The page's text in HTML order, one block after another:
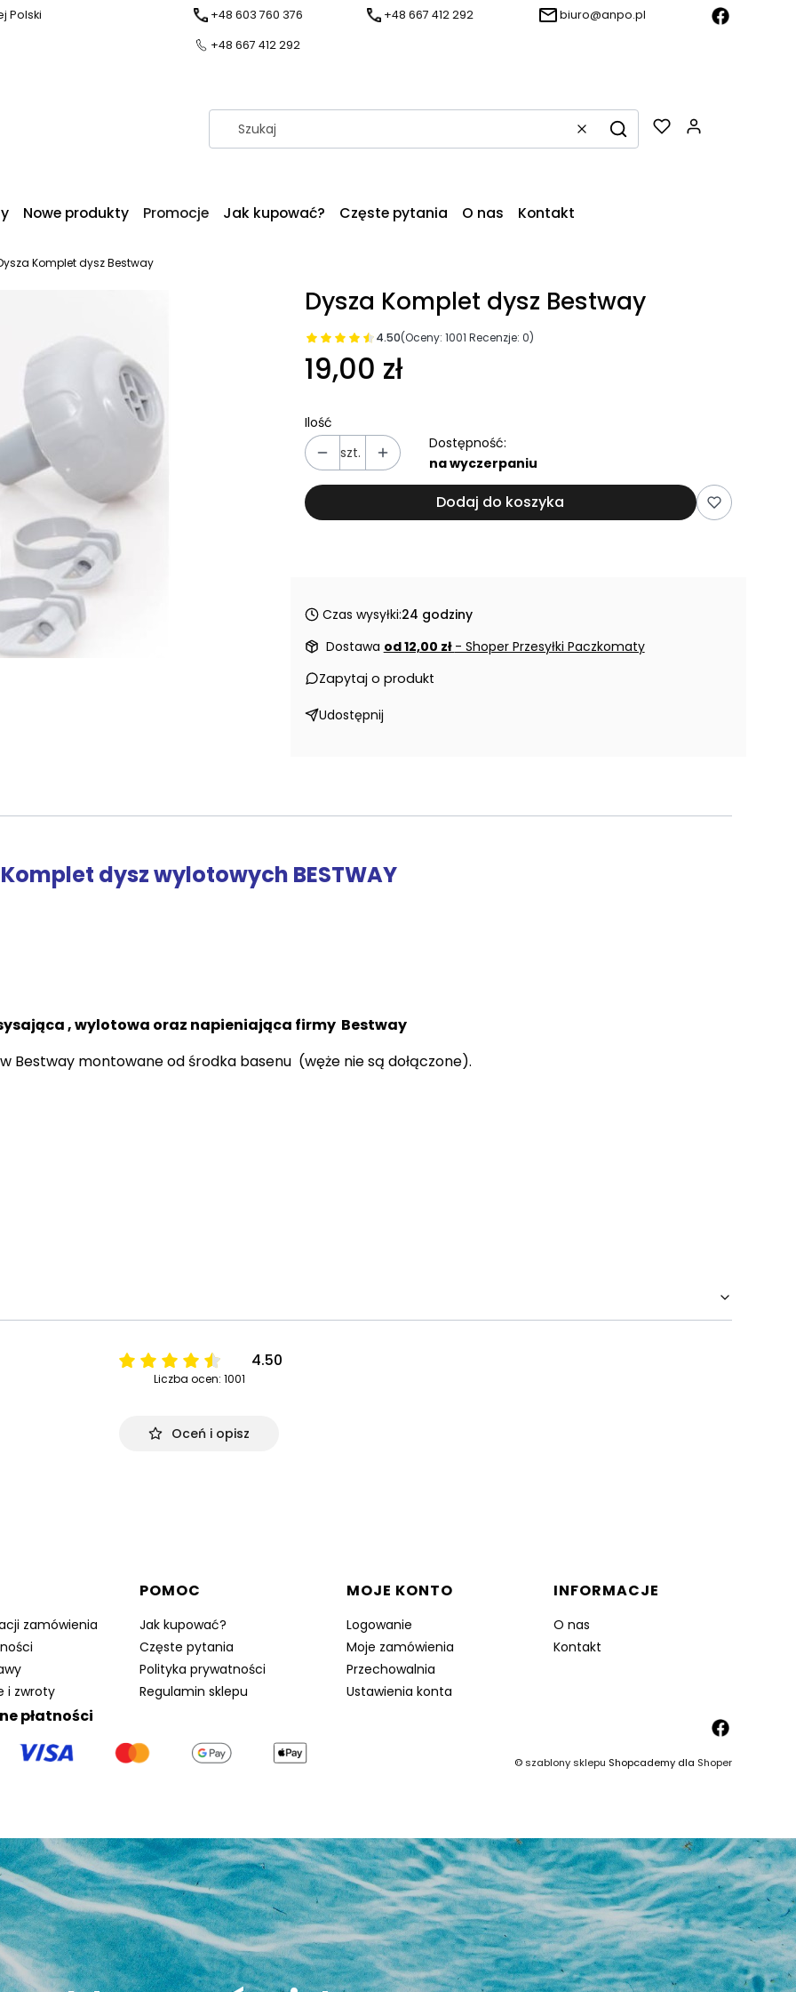
Polski
+48 603 760 376
+48 667 412 292
+48 667 412 292 biuro@anpo.pl
WyczyśćSzukaj
Nowe produkty Promocje Jak kupować? Częste pytania O nas Kontakt
Komplet dysz Bestway
Dysza Komplet dysz Bestway
4.50(Oceny: 1001 Recenzje: 0)
19,00 zł
Ilość
szt.
Dostępność:
na wyczerpaniu
Dodaj do koszyka
Czas wysyłki:24 godziny
Dostawa od 12,00 zł - Shoper Przesyłki Paczkomaty
Zapytaj o produkt
Udostępnij
Komplet dysz wylotowych BESTWAY
, wylotowa oraz napieniająca firmy Bestway
Bestway montowane od środka basenu (węże nie są dołączone).
4.50
Liczba ocen: 1001
Oceń i opisz
zamówienia
i zwroty
POMOC
Jak kupować?
Częste pytania
Polityka prywatności
Regulamin sklepu
MOJE KONTO
Logowanie
Moje zamówienia
Przechowalnia
Ustawienia konta
INFORMACJE
O nas
Kontakt
płatności
©szablony sklepu Shopcademy dla Shoper